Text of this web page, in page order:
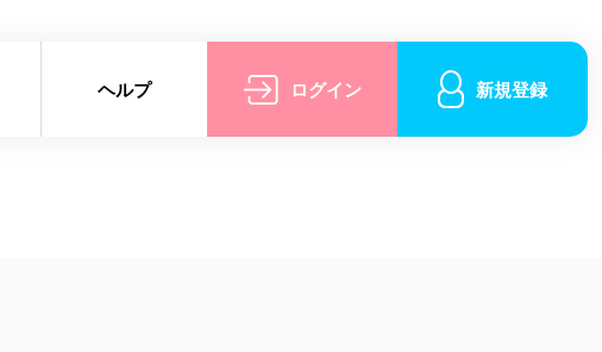
ヘルプ ログイン 新規登録